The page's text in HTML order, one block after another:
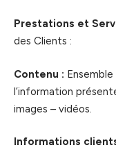
Prestations et
des Clients :
Contenu :
l’information
images – vidéos.
Informations